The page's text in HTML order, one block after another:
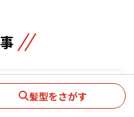
髪型をさがす
ズ前髪特集｜髪型・セット・